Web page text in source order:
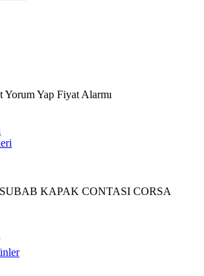
Yorum Yap Fiyat Alarmı
KAPAK CONTASI CORSA